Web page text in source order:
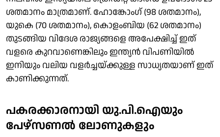
ശതമാനം മാത്രമാണ്. ഹോങ്കോംഗ് (98 ശതമാനം),
യുകെ (70 ശതമാനം), കൊളംബിയ (62 ശതമാനം)
തുടങ്ങിയ വിദേശ രാജ്യങ്ങളെ അപേക്ഷിച്ച് ഇത്
വളരെ കുറവാണെങ്കിലും ഇന്ത്യന്‍ വിപണിയില്‍
ഇനിയും വലിയ വളര്‍ച്ചയ്ക്കുള്ള സാധ്യതയാണ് ഇത്
കാണിക്കുന്നത്.
പകരക്കാരനായി യു.പി.ഐയും
പേഴ്സണല്‍ ലോണുകളും